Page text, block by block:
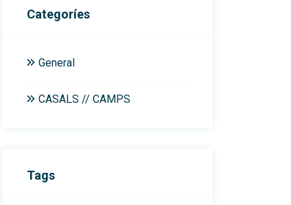
Categoríes
General
CASALS // CAMPS
Tags